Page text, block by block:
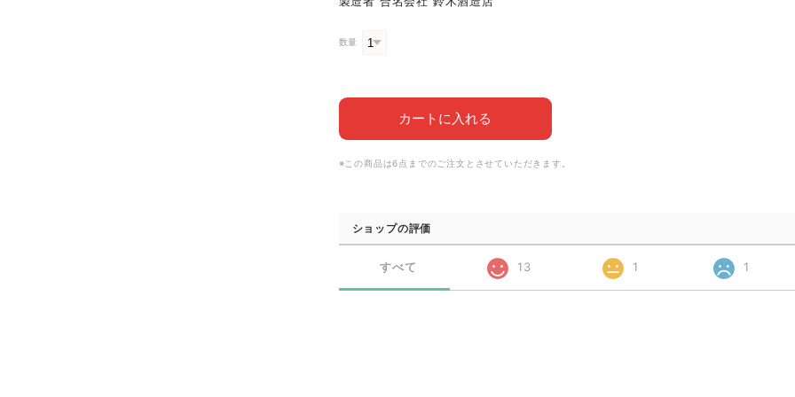
数量
カートに入れる
※この商品は6点までのご注文とさせていただきます。
ショップの評価
すべて 13 1 1